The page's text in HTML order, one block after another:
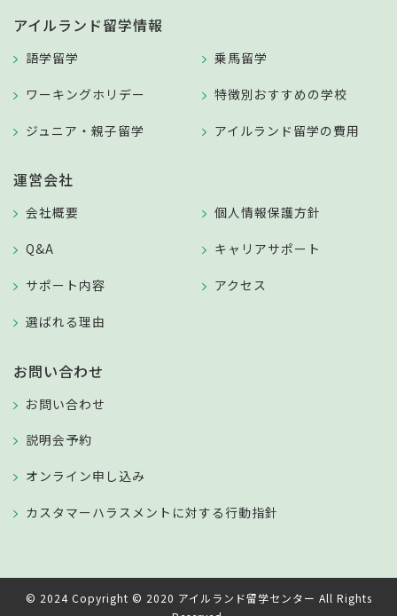
アイルランド留学情報
語学留学
ワーキングホリデー
ジュニア・親子留学
乗馬留学
特徴別おすすめの学校
アイルランド留学の費用
運営会社
会社概要
Q&A
サポート内容
選ばれる理由
個人情報保護方針
キャリアサポート
アクセス
お問い合わせ
お問い合わせ
説明会予約
オンライン申し込み
カスタマーハラスメントに対する行動指針
© 2024 Copyright © 2020 アイルランド留学センター All Rights